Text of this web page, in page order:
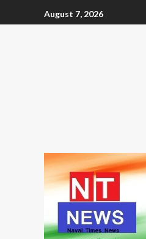
August 7, 2026